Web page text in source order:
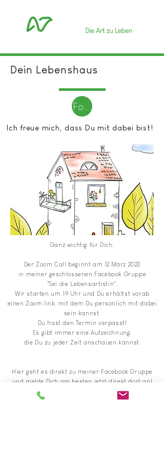
Dein Lebenshaus
For free!
Ich freue mich, dass Du mit dabei bist!
Ganz wichtig für Dich:
Der Zoom Call beginnt am 12.März 2022
in meiner geschlossenen Facebook Gruppe
"Sei die Lebensartistin".
Wir starten um 19 Uhr und Du erhältst vorab
einen Zoom link, mit dem Du persönlich mit dabei
sein kannst.
Du hast den Termin verpasst!
Es gibt immer eine Aufzeichnung,
die Du zu jeder Zeit anschauen kannst.
Hier geht es direkt zu meiner Facebook Gruppe
und melde Dich am besten jetzt direkt dort an!